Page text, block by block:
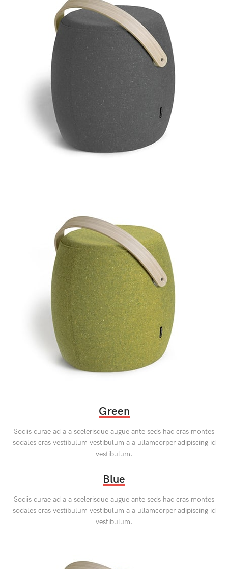
Green
Sociis curae ad a a scelerisque augue ante seds hac cras montes
sodales cras vestibulum vestibulum a a ullamcorper adipiscing id
vestibulum.
Blue
Sociis curae ad a a scelerisque augue ante seds hac cras montes
sodales cras vestibulum vestibulum a a ullamcorper adipiscing id
vestibulum.